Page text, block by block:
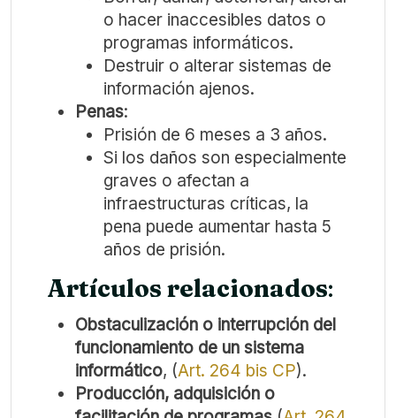
o hacer inaccesibles datos o
programas informáticos.
Destruir o alterar sistemas de
información ajenos.
Penas:
Prisión de 6 meses a 3 años.
Si los daños son especialmente
graves o afectan a
infraestructuras críticas, la
pena puede aumentar hasta 5
años de prisión.
Artículos relacionados:
Obstaculización o interrupción del
funcionamiento de un sistema
informático, (Art. 264 bis CP).
Producción, adquisición o